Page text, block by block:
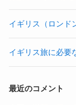
イギリス（ロンド
イギリス旅に必要
最近のコメント